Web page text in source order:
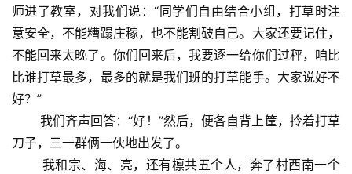
师进了教室，对我们说：“同学们自由结合小组，打草时注
意安全，不能糟蹋庄稼，也不能割破自己。大家还要记住，
不能回来太晚了。你们回来后，我要逐一给你们过秤，咱比
比谁打草最多，最多的就是我们班的打草能手。大家说好不
好？”
我们齐声回答：“好！”然后，便各自背上筐，拎着打草
刀子，三一群俩一伙地出发了。
我和宗、海、亮，还有檩共五个人，奔了村西南一个